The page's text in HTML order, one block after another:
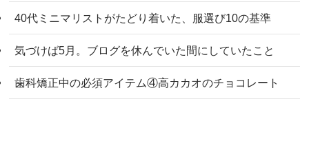
40代ミニマリストがたどり着いた、服選び10の基準
気づけば5月。ブログを休んでいた間にしていたこと
歯科矯正中の必須アイテム④高カカオのチョコレート